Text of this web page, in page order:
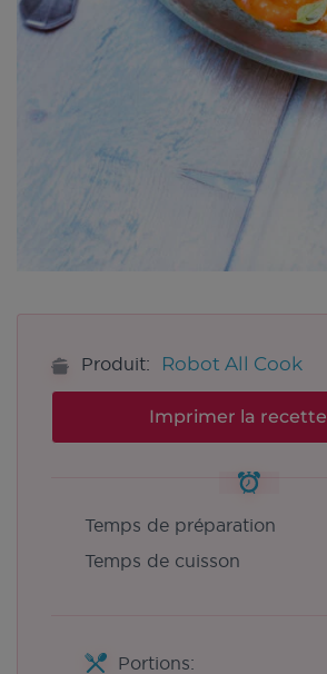
Produit: Robot All Cook
Imprimer la recette
Temps de préparation
Temps de cuisson
Portions: